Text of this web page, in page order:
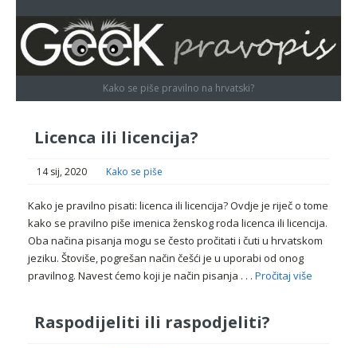
Kako se piše pravilno na hrvatski?
Licenca ili licencija?
14 sij, 2020 Kako se piše
Kako je pravilno pisati: licenca ili licencija? Ovdje je riječ o tome
kako se pravilno piše imenica ženskog roda licenca ili licencija.
Oba načina pisanja mogu se često pročitati i čuti u hrvatskom
jeziku. Štoviše, pogrešan način češći je u uporabi od onog
pravilnog. Navest ćemo koji je način pisanja . . . Pročitaj više
Raspodijeliti ili raspodjeliti?